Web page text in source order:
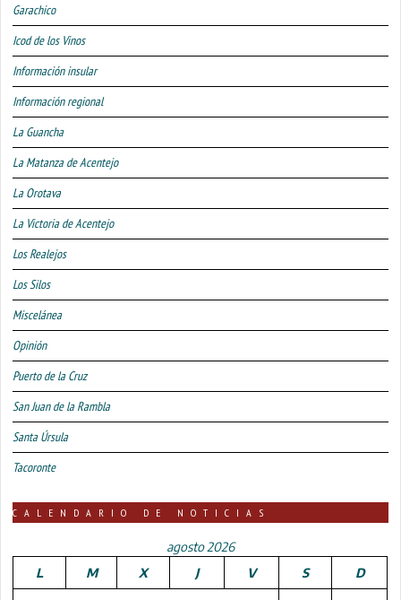
Garachico
Icod de los Vinos
Información insular
Información regional
La Guancha
La Matanza de Acentejo
La Orotava
La Victoria de Acentejo
Los Realejos
Los Silos
Miscelánea
Opinión
Puerto de la Cruz
San Juan de la Rambla
Santa Úrsula
Tacoronte
CALENDARIO DE NOTICIAS
agosto 2026
L
M X J V S D